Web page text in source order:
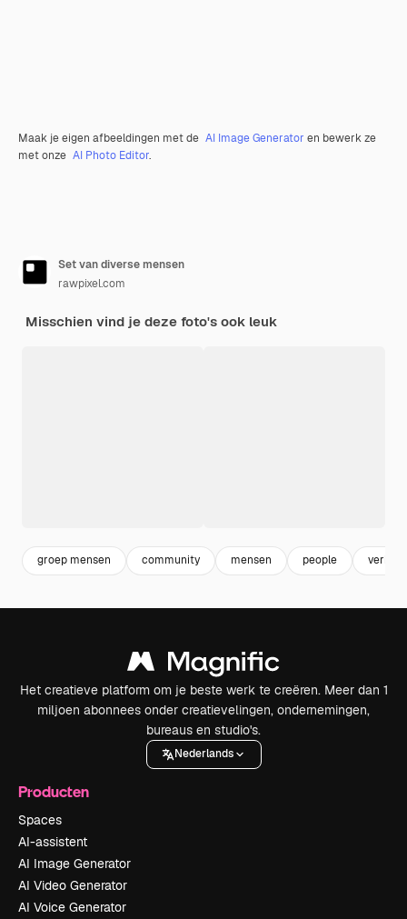
Maak je eigen afbeeldingen met de AI Image Generator en bewerk ze
met onze AI Photo Editor.
Set van diverse mensen
rawpixel.com
Misschien vind je deze foto's ook leuk
groep mensen community mensen people
Het creatieve platform om je beste werk te creëren. Meer dan 1
miljoen abonnees onder creatievelingen, ondernemingen,
bureaus en studio's.
Nederlands
Producten
Spaces
AI-assistent
AI Image Generator
AI Video Generator
AI Voice Generator